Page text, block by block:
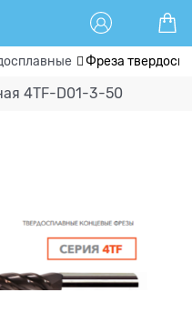
Фреза
4TF-D01-3-50